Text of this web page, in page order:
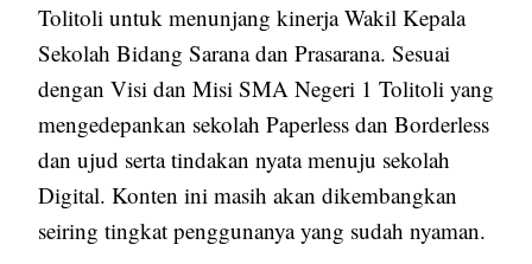
Tolitoli untuk menunjang kinerja Wakil Kepala
Sekolah Bidang Sarana dan Prasarana. Sesuai
dengan Visi dan Misi SMA Negeri 1 Tolitoli yang
mengedepankan sekolah Paperless dan Borderless
dan ujud serta tindakan nyata menuju sekolah
Digital. Konten ini masih akan dikembangkan
seiring tingkat penggunanya yang sudah nyaman.